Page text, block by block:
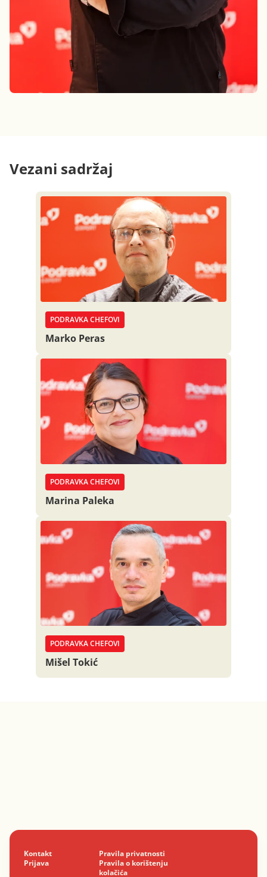
Vezani sadržaj
PODRAVKA CHEFOVI
Marko Peras
PODRAVKA CHEFOVI
Marina Paleka
PODRAVKA CHEFOVI
Mišel Tokić
Kontakt
Pravila privatnosti
Prijava
Pravila o korištenju
kolačića